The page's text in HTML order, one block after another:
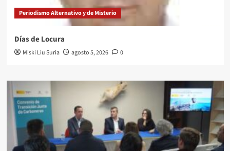
Periodismo Alternativo y de Misterio
Días de Locura
Miski Liu Suria agosto 5, 2026 0